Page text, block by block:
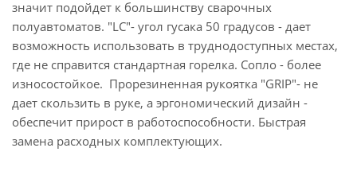
значит подойдет к большинству сварочных
полуавтоматов. "LC"- угол гусака 50 градусов - дает
возможность использовать в труднодоступных местах,
где не справится стандартная горелка. Сопло - более
износостойкое. Прорезиненная рукоятка "GRIP"- не
дает скользить в руке, а эргономический дизайн -
обеспечит прирост в работоспособности. Быстрая
замена расходных комплектующих.